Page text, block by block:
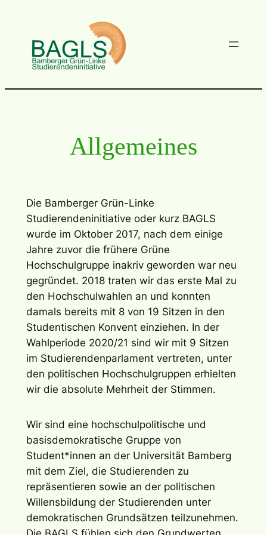
content
Allgemeines
Die Bamberger Grün-Linke
Studierendeninitiative oder kurz BAGLS
wurde im Oktober 2017, nach dem einige
Jahre zuvor die frühere Grüne
Hochschulgruppe inakriv geworden war neu
gegründet. 2018 traten wir das erste Mal zu
den Hochschulwahlen an und konnten
damals bereits mit 8 von 19 Sitzen in den
Studentischen Konvent einziehen. In der
Wahlperiode 2020/21 sind wir mit 9 Sitzen
im Studierendenparlament vertreten, unter
den politischen Hochschulgruppen erhielten
wir die absolute Mehrheit der Stimmen.
Wir sind eine hochschulpolitische und
basisdemokratische Gruppe von
Student*innen an der Universität Bamberg
mit dem Ziel, die Studierenden zu
repräsentieren sowie an der politischen
Willensbildung der Studierenden unter
demokratischen Grundsätzen teilzunehmen.